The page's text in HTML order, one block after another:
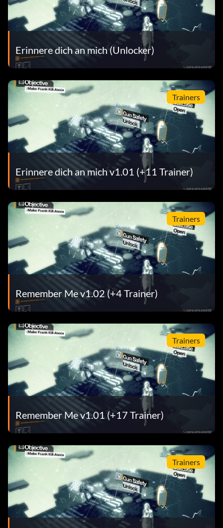
Erinnere dich an mich (Unlocker)
Trainers
Erinnere dich an mich v1.01 (+11 Trainer)
Trainers
Remember Me v1.02 (+4 Trainer)
Trainers
Remember Me v1.01 (+17 Trainer)
Trainers